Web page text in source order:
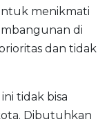
menikmati
di
dan tidak
tidak bisa
Dibutuhkan